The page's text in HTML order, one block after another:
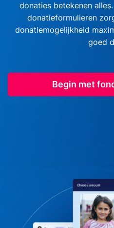
donaties betekenen
donatieformulieren
donatiemogelijkheid
goed
Begin met